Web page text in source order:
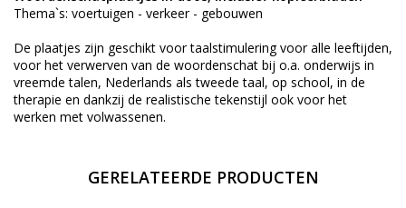
Thema`s: voertuigen - verkeer - gebouwen
De plaatjes zijn geschikt voor taalstimulering voor alle leeftijden,
voor het verwerven van de woordenschat bij o.a. onderwijs in
vreemde talen, Nederlands als tweede taal, op school, in de
therapie en dankzij de realistische tekenstijl ook voor het
werken met volwassenen.
GERELATEERDE PRODUCTEN